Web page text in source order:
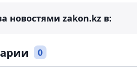
новостями zakon.kz в:
0